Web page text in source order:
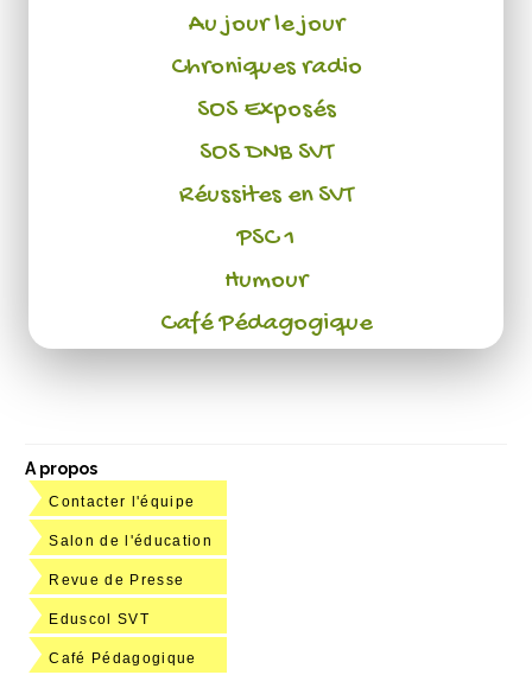
Au jour le jour
Chroniques radio
SOS Exposés
SOS DNB SVT
Réussites en SVT
PSC 1
Humour
Café Pédagogique
A propos
Contacter l'équipe
Salon de l'éducation
Revue de Presse
Eduscol SVT
Café Pédagogique